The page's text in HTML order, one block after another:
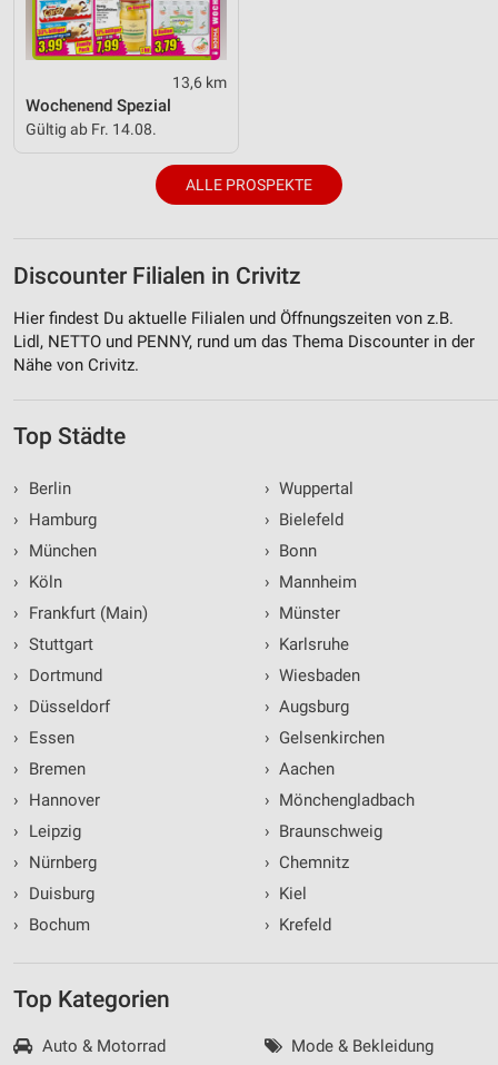
13,6 km
Wochenend Spezial
Gültig ab Fr. 14.08.
ALLE PROSPEKTE
Discounter Filialen in Crivitz
Hier findest Du aktuelle Filialen und Öffnungszeiten von z.B.
Lidl, NETTO und PENNY, rund um das Thema Discounter in der
Nähe von Crivitz.
Top Städte
›
Berlin
›
Hamburg
›
München
›
Köln
›
Frankfurt (Main)
› Stuttgart
›
Dortmund
›
Düsseldorf
›
Essen
›
Bremen
›
Hannover
›
Leipzig
›
Nürnberg
›
Duisburg
›
Bochum
› Wuppertal
› Bielefeld
› Bonn
› Mannheim
› Münster
› Karlsruhe
› Wiesbaden
› Augsburg
› Gelsenkirchen
› Aachen
› Mönchengladbach
› Braunschweig
› Chemnitz
› Kiel
› Krefeld
Top Kategorien
Auto & Motorrad
Mode & Bekleidung